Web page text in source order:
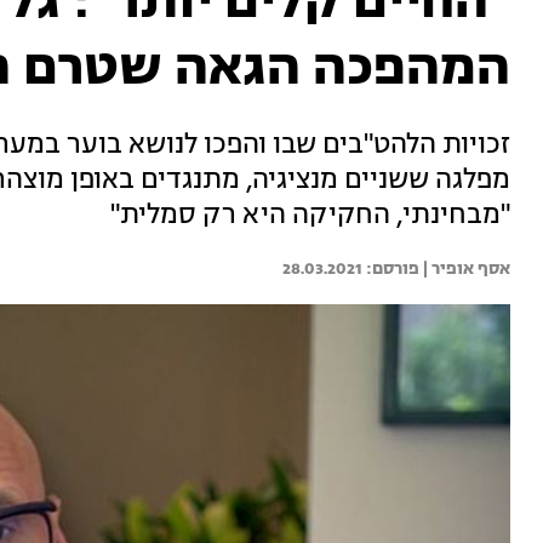
המהפכה הגאה שטרם
זכויות הלהט"בים שבו והפכו לנושא בוער
מפלגה ששניים מנציגיה, מתנגדים באופן
"מבחינתי, החקיקה היא רק סמלית"
אסף אופיר | 28.03.2021